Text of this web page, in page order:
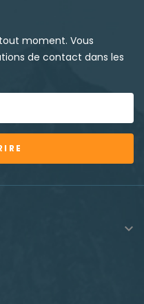
moment. Vous
de contact dans les
